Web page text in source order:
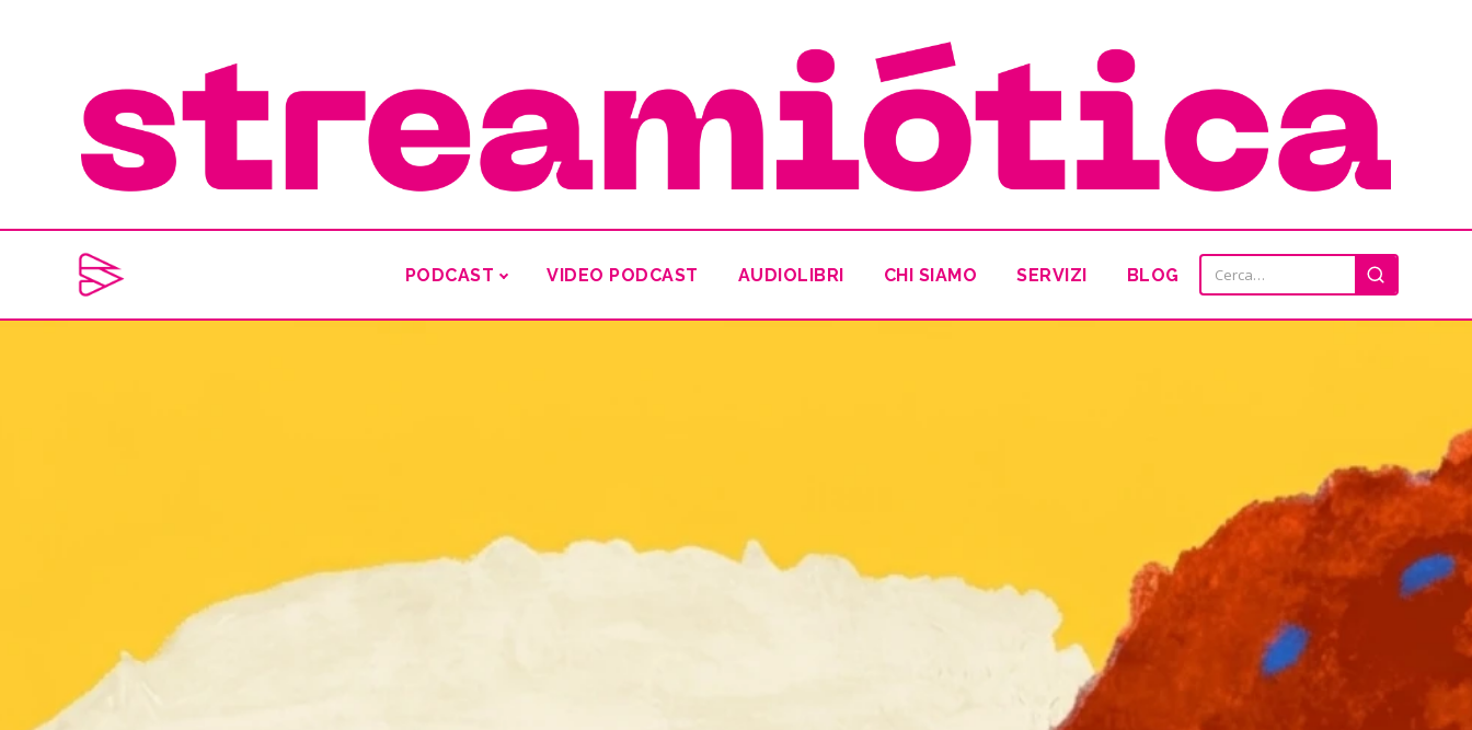
PODCAST VIDEO PODCAST AUDIOLIBRI CHI SIAMO SERVIZI BLOG Cerca: